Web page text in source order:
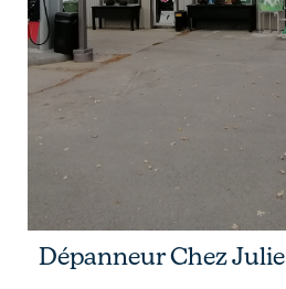
Dépanneur Chez Julie